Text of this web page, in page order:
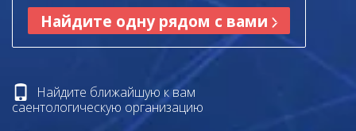
Найдите одну рядом с вами
Найдите ближайшую к вам
саентологическую организацию